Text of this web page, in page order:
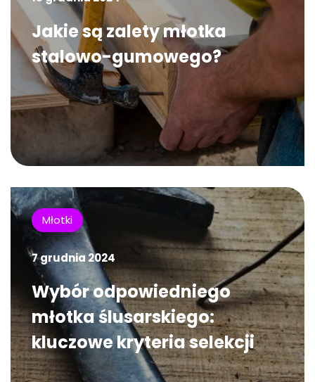
Jakie są zalety młotka
stalowo-gumowego?
Młotki
7 grudnia 2024
Wybór odpowiedniego
młotka ślusarskiego:
kluczowe kryteria selekcji